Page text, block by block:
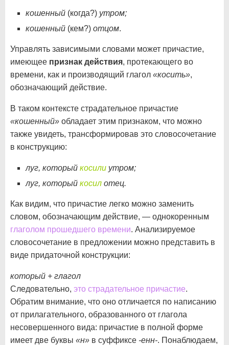
кошенный (когда?) утром;
кошенный (кем?) отцом.
Управлять зависимыми словами может причастие,
имеющее признак действия, протекающего во
времени, как и производящий глагол «косить»,
обозначающий действие.
В таком контексте страдательное причастие
«кошенный» обладает этим признаком, что можно
также увидеть, трансформировав это словосочетание
в конструкцию:
луг, который косили утром;
луг, который косил отец.
Как видим, что причастие легко можно заменить
словом, обозначающим действие, — однокоренным
глаголом прошедшего времени. Анализируемое
словосочетание в предложении можно представить в
виде придаточной конструкции:
который + глагол
Следовательно, это страдательное причастие.
Обратим внимание, что оно отличается по написанию
от прилагательного, образованного от глагола
несовершенного вида: причастие в полной форме
имеет две буквы «н» в суффиксе -енн-. Понаблюдаем,